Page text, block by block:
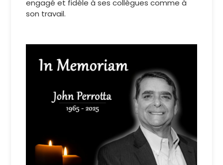
engagé et fidèle à ses collègues comme à
son travail.